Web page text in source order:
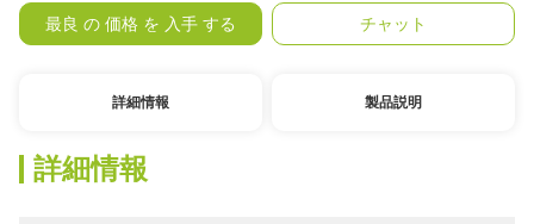
最良 の 価格 を 入手 する チャット
詳細情報 製品説明
詳細情報